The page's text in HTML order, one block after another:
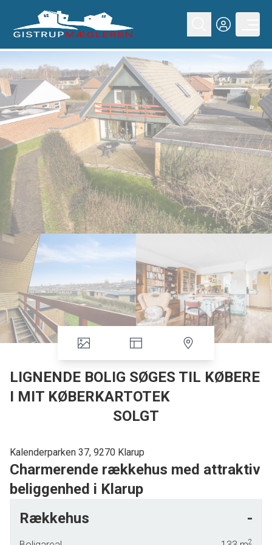
LIGNENDE BOLIG SØGES TIL KØBERE
I MIT KØBERKARTOTEK
SOLGT
Kalenderparken 37, 9270 Klarup
Charmerende rækkehus med attraktiv
beliggenhed i Klarup
perfekt kombination af klassisk charme og moderne
Rækkehus -
2